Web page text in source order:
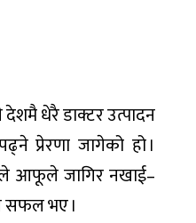
देशमै धेरै डाक्टर उत्पादन
प्रेरणा जागेको हो ।
आफूले जागिर नखाई–
सफल भए ।